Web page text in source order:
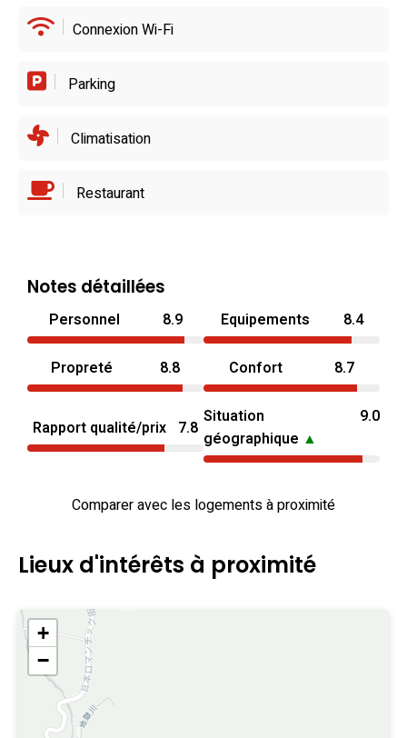
Connexion Wi-Fi
Parking
Climatisation
Restaurant
Notes détaillées
Personnel 8.9 Equipements 8.4
Propreté 8.8 Confort 8.7
Rapport qualité/prix 7.8
Situation
géographique ▲
9.0
Comparer avec les logements à proximité
Lieux d'intérêts à proximité
+
−